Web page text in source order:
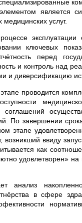
является
медицинских услуг.
эксплуатации
ключевых
перед
и контроль над
и диверсификацию
проводится
По завершении
этапе
ввиду
как
удовлетворен»
анализ
в сфере